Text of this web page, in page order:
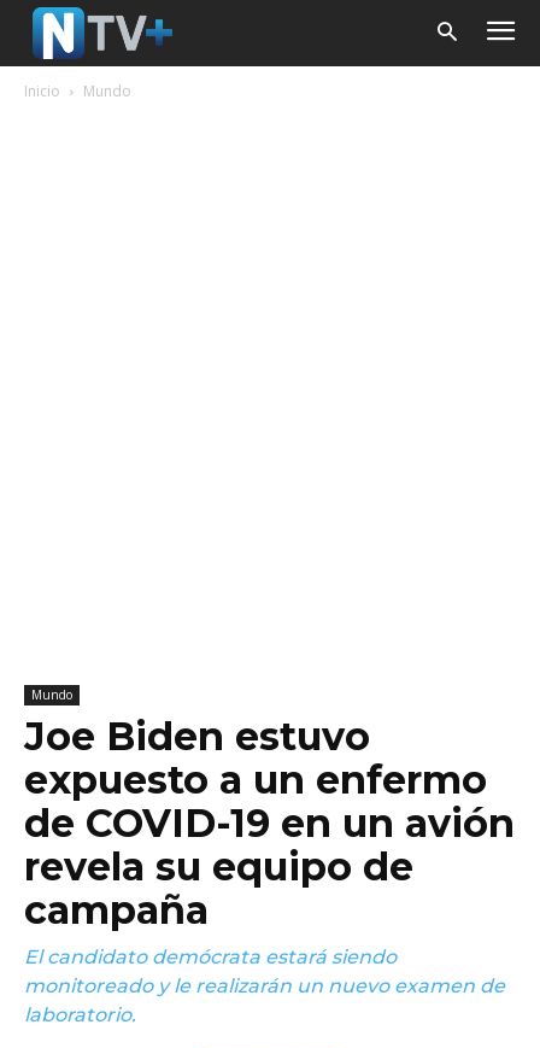
Inicio Mundo
Mundo
Joe Biden estuvo
expuesto a un enfermo
de COVID-19 en un avión
revela su equipo de
campaña
El candidato demócrata estará siendo
monitoreado y le realizarán un nuevo examen de
laboratorio.